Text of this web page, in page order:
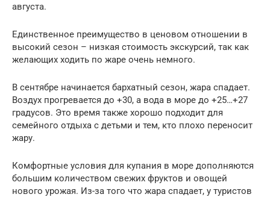
августа.
Единственное преимущество в ценовом отношении в
высокий сезон – низкая стоимость экскурсий, так как
желающих ходить по жаре очень немного.
В сентябре начинается бархатный сезон, жара спадает.
Воздух прогревается до +30, а вода в море до +25…+27
градусов. Это время также хорошо подходит для
семейного отдыха с детьми и тем, кто плохо переносит
жару.
Комфортные условия для купания в море дополняются
большим количеством свежих фруктов и овощей
нового урожая. Из-за того что жара спадает, у туристов